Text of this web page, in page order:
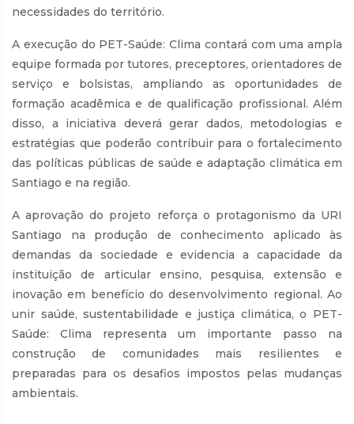
necessidades do território.
A execução do PET-Saúde: Clima contará com uma ampla
equipe formada por tutores, preceptores, orientadores de
serviço e bolsistas, ampliando as oportunidades de
formação acadêmica e de qualificação profissional. Além
disso, a iniciativa deverá gerar dados, metodologias e
estratégias que poderão contribuir para o fortalecimento
das políticas públicas de saúde e adaptação climática em
Santiago e na região.
A aprovação do projeto reforça o protagonismo da URI
Santiago na produção de conhecimento aplicado às
demandas da sociedade e evidencia a capacidade da
instituição de articular ensino, pesquisa, extensão e
inovação em benefício do desenvolvimento regional. Ao
unir saúde, sustentabilidade e justiça climática, o PET-
Saúde: Clima representa um importante passo na
construção de comunidades mais resilientes e
preparadas para os desafios impostos pelas mudanças
ambientais.